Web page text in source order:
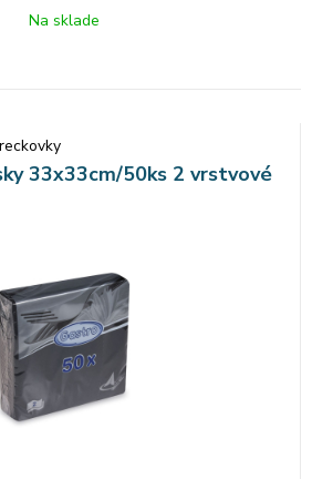
Na sklade
33x33cm/50ks 2 vrstvové